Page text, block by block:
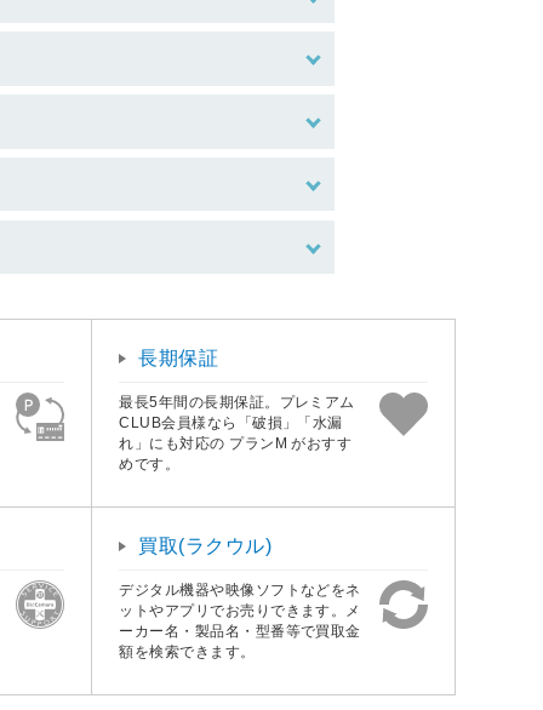
長期保証
最長5年間の長期保証。プレミアム
CLUB会員様なら「破損」「水漏
れ」にも対応の プランM がおすす
めです。
買取(ラクウル)
デジタル機器や映像ソフトなどをネ
ットやアプリでお売りできます。メ
ーカー名・製品名・型番等で買取金
額を検索できます。